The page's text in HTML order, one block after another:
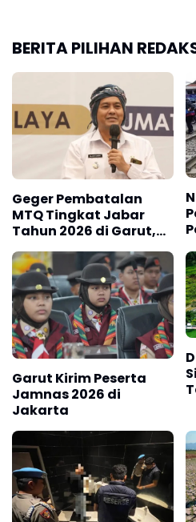
BERITA PILIHAN
Geger Pembatalan
MTQ Tingkat Jabar
Tahun 2026 di Garut,
Ini Tanggapan Wakil
Wali Kota
Tasikmalaya Diky
Candra
Garut Kirim Peserta
Jamnas 2026 di
Jakarta